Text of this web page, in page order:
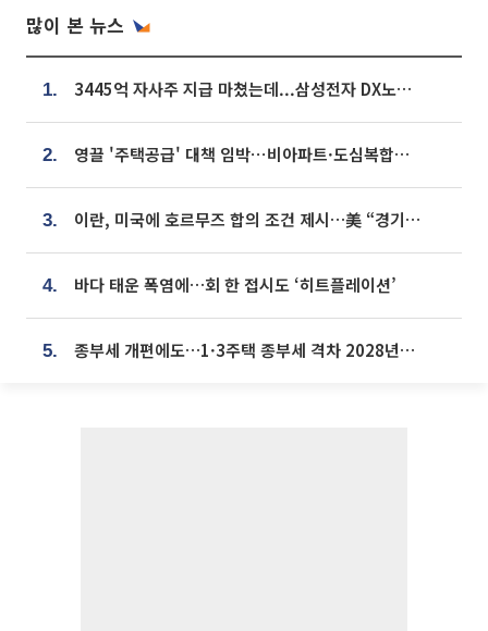
많이 본 뉴스
1. 3445억 자사주 지급 마쳤는데...삼성전자 DX노조, 뒤늦은 '떼쓰기 집회'
2. 영끌 '주택공급' 대책 임박⋯비아파트·도심복합까지 총동원
3. 이란, 미국에 호르무즈 합의 조건 제시…美 “경기 아직 안 끝나” [종합]
4. 바다 태운 폭염에…회 한 접시도 ‘히트플레이션’
5. 종부세 개편에도…1·3주택 종부세 격차 2028년부터 확대